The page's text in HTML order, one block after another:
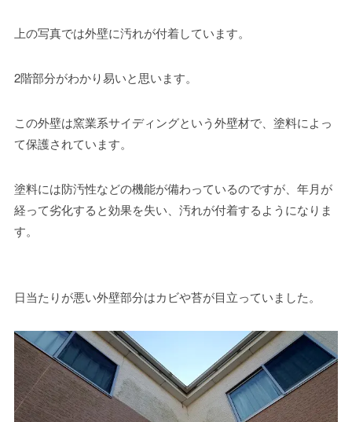
上の写真では外壁に汚れが付着しています。
2階部分がわかり易いと思います。
この外壁は窯業系サイディングという外壁材で、塗料によっ
て保護されています。
塗料には防汚性などの機能が備わっているのですが、年月が
経って劣化すると効果を失い、汚れが付着するようになりま
す。
日当たりが悪い外壁部分はカビや苔が目立っていました。